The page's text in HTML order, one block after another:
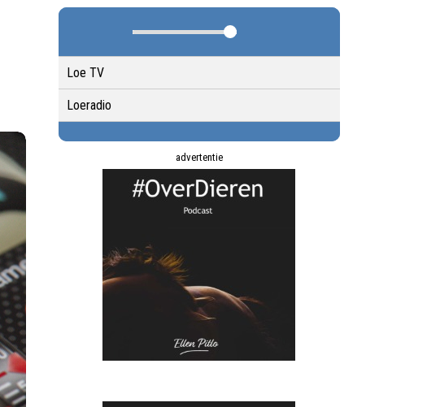
Loe TV
Loeradio
advertentie